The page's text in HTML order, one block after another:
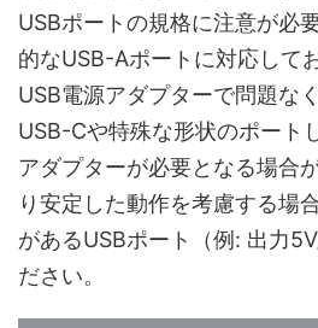
USBポートの規格に注意が必
的なUSB-Aポートに対応して
USB電源アダプターで問題な
USB-Cや特殊な形状のポート
アダプターが必要となる場合
り安定した動作を考慮する場
があるUSBポート（例: 出力
ださい。